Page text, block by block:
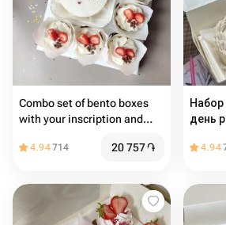
Combo set of bento boxes
with your inscription and
4.94714 20 757֏
Набор
день
4.94